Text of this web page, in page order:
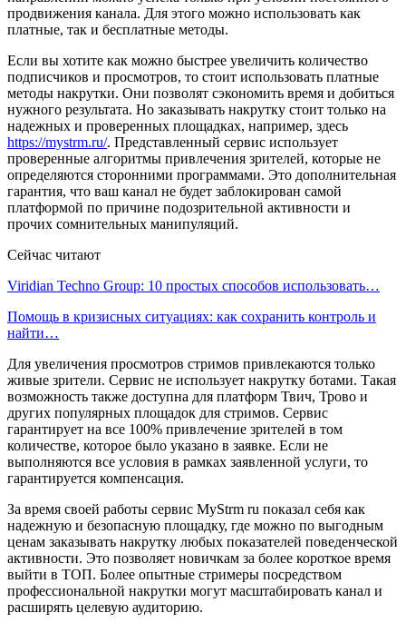
продвижения канала. Для этого можно использовать как
платные, так и бесплатные методы.
Если вы хотите как можно быстрее увеличить количество
подписчиков и просмотров, то стоит использовать платные
методы накрутки. Они позволят сэкономить время и добиться
нужного результата. Но заказывать накрутку стоит только на
надежных и проверенных площадках, например, здесь
https://mystrm.ru/. Представленный сервис использует
проверенные алгоритмы привлечения зрителей, которые не
определяются сторонними программами. Это дополнительная
гарантия, что ваш канал не будет заблокирован самой
платформой по причине подозрительной активности и
прочих сомнительных манипуляций.
Сейчас читают
Viridian Techno Group: 10 простых способов использовать…
Помощь в кризисных ситуациях: как сохранить контроль и
найти…
Для увеличения просмотров стримов привлекаются только
живые зрители. Сервис не использует накрутку ботами. Такая
возможность также доступна для платформ Твич, Трово и
других популярных площадок для стримов. Сервис
гарантирует на все 100% привлечение зрителей в том
количестве, которое было указано в заявке. Если не
выполняются все условия в рамках заявленной услуги, то
гарантируется компенсация.
За время своей работы сервис MyStrm ru показал себя как
надежную и безопасную площадку, где можно по выгодным
ценам заказывать накрутку любых показателей поведенческой
активности. Это позволяет новичкам за более короткое время
выйти в ТОП. Более опытные стримеры посредством
профессиональной накрутки могут масштабировать канал и
расширять целевую аудиторию.